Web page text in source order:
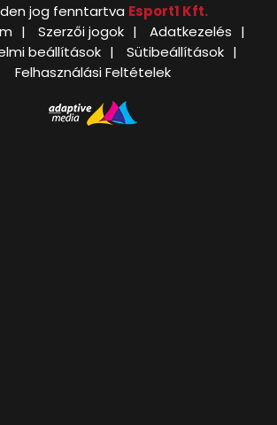
jog fenntartva Esport1 Kft.
Szerzői jogok
Adatkezelés
beállítások
Sütibeállítások
Felhasználási Feltételek